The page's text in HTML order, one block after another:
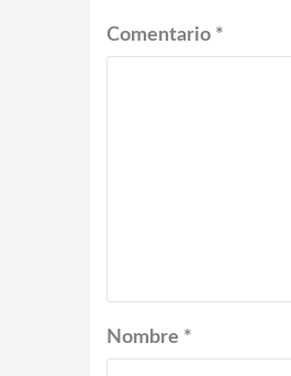
Comentario *
Nombre *